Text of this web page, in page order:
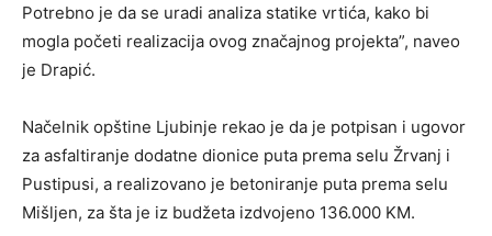
Potrebno je da se uradi analiza statike vrtića, kako bi
mogla početi realizacija ovog značajnog projekta”, naveo
je Drapić.
Načelnik opštine Ljubinje rekao je da je potpisan i ugovor
za asfaltiranje dodatne dionice puta prema selu Žrvanj i
Pustipusi, a realizovano je betoniranje puta prema selu
Mišljen, za šta je iz budžeta izdvojeno 136.000 KM.